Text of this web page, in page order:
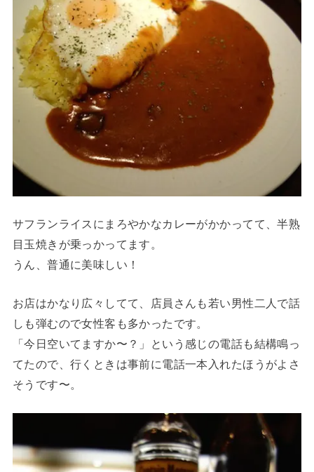
サフランライスにまろやかなカレーがかかってて、半熟
目玉焼きが乗っかってます。
うん、普通に美味しい！
お店はかなり広々してて、店員さんも若い男性二人で話
しも弾むので女性客も多かったです。
「今日空いてますか〜？」という感じの電話も結構鳴っ
てたので、行くときは事前に電話一本入れたほうがよさ
そうです〜。